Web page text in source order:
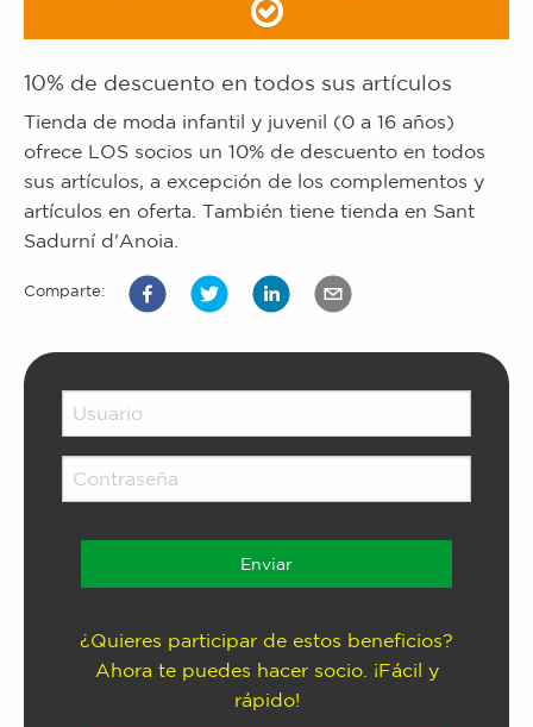
10% de descuento en todos sus artículos
Tienda de moda infantil y juvenil (0 a 16 años)
ofrece LOS socios un 10% de descuento en todos
sus artículos, a excepción de los complementos y
artículos en oferta. También tiene tienda en Sant
Sadurní d'Anoia.
Comparte:
¿Quieres participar de estos beneficios?
Ahora te puedes hacer socio. ¡Fácil y
rápido!